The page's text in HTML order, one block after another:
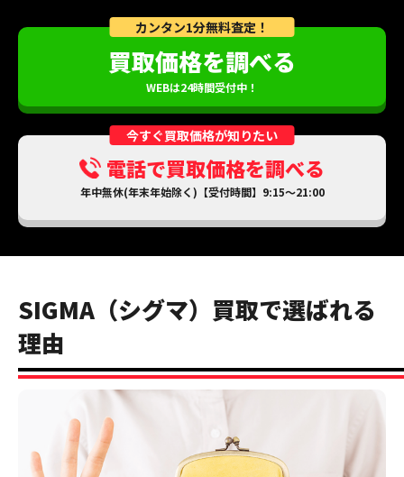
カンタン1分無料査定！
買取価格を調べる
WEBは24時間受付中！
今すぐ買取価格が知りたい
電話で買取価格を調べる
年中無休(年末年始除く)【受付時間】9:15～21:00
SIGMA（シグマ）買取で選ばれる
理由